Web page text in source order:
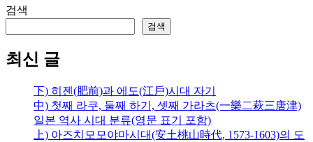
검색
검색
최신 글
下) 히젠(肥前)과 에도(江戶)시대 자기
中) 첫째 라쿠, 둘째 하기, 셋째 가라츠(一樂二萩三唐津)
일본 역사 시대 분류(영문 표기 포함)
上) 아즈치모모야마시대(安土桃山時代, 1573-1603)의 도